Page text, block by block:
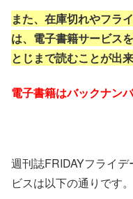
また、在庫切れやフラ
は、電子書籍サービス
とじまで読むことが出来
電子書籍はバックナン
週刊誌FRIDAYフライ
ビスは以下の通りです。